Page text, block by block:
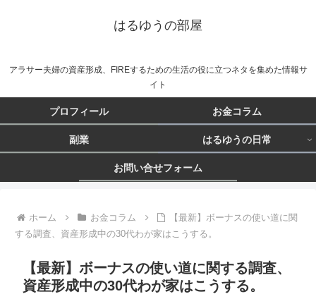
はるゆうの部屋
アラサー夫婦の資産形成、FIREするための生活の役に立つネタを集めた情報サ
イト
プロフィール お金コラム
副業 はるゆうの日常
お問い合せフォーム
ホーム お金コラム
【最新】ボーナスの使い道に関
する調査、資産形成中の30代わが家はこうする。
【最新】ボーナスの使い道に関する調査、
資産形成中の30代わが家はこうする。